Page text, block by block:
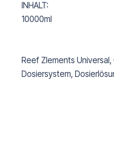
INHALT:
10000ml
Reef Zlements
Dosiersystem,